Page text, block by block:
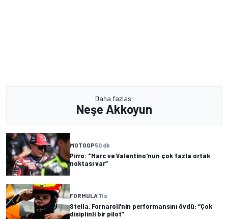
Daha fazlası
Neşe Akkoyun
MOTOGP50 dk
Pirro: "Marc ve Valentino'nun çok fazla ortak
noktası var”
FORMULA 11 s
Stella, Fornaroli'nin performansını övdü: “Çok
disiplinli bir pilot”